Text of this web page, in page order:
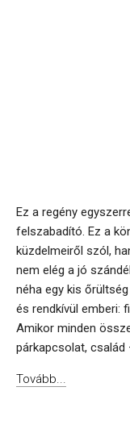
Ez a regény
felszabadító. Ez a
küzdelmeiről szól,
nem elég a jó
néha egy kis
és rendkívül emberi:
Amikor minden
párkapcsolat, család
Tovább...